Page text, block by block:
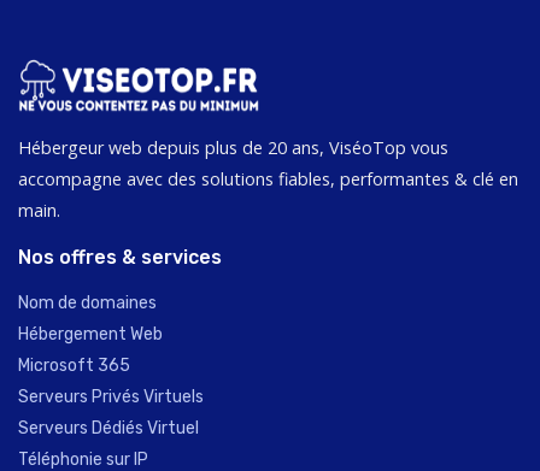
Hébergeur web depuis plus de 20 ans, ViséoTop vous
accompagne avec des solutions fiables, performantes & clé en
main.
Nos offres & services
Nom de domaines
Hébergement Web
Microsoft 365
Serveurs Privés Virtuels
Serveurs Dédiés Virtuel
Téléphonie sur IP